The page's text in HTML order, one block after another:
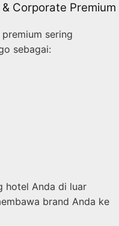
Corporate Premium
sering
sebagai:
hotel Anda di luar
brand Anda ke